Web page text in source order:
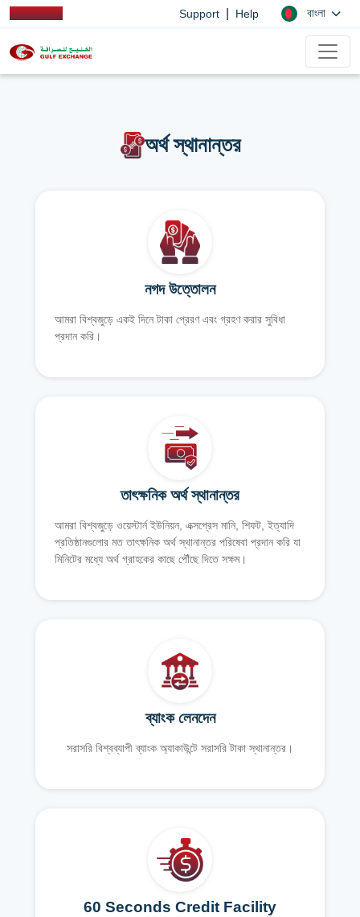
Support Help বাংলা
অর্থ স্থানান্তর
নগদ উত্তোলন
আমরা বিশ্বজুড়ে একই দিনে টাকা প্রেরণ এবং গ্রহণ করার সুবিধা
প্রদান করি।
তাৎক্ষনিক অর্থ স্থানান্তর
আমরা বিশ্বজুড়ে ওয়েস্টার্ন ইউনিয়ন, এক্সপ্রেস মানি, শিফট, ইত্যাদি
প্রতিষ্ঠানগুলোর মত তাৎক্ষনিক অর্থ স্থানান্তর পরিষেবা প্রদান করি যা
মিনিটের মধ্যে অর্থ গ্রাহকের কাছে পৌঁছে দিতে সক্ষম।
ব্যাংক লেনদেন
সরাসরি বিশ্বব্যাপী ব্যাংক অ্যাকাউন্টে সরাসরি টাকা স্থানান্তর।
60 Seconds Credit Facility